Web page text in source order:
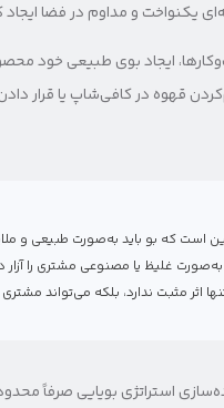
یکنواخت و مداوم در فضا ایجاد
ایجاد بوی طبیعی خود
قهوه در کافی‌شاپ یا قرار دادن
است که بو باید به‌صورت طبیعی و
به‌صورت غلیظ یا مصنوعی مشتری را آزار
اثر مثبت ندارد، بلکه می‌تواند مشتری
استراتژی بویایی صرفاً